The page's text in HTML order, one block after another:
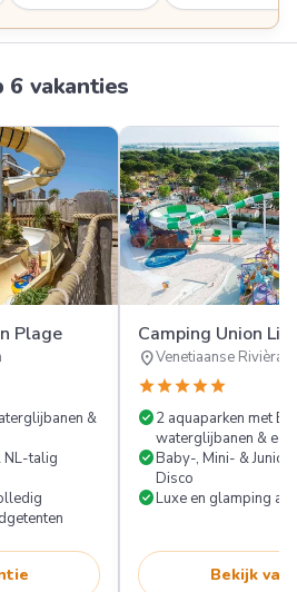
6 vakanties
Plage
&
NL-talig
Camping Union
location_onVenetiaanse Rivièra
starstarstarstarstar
check_circle2 aquaparken met
waterglijbanen &
check_circleBaby-, Mini- & Junior
Disco
check_circleLuxe en glamping
Bekijk